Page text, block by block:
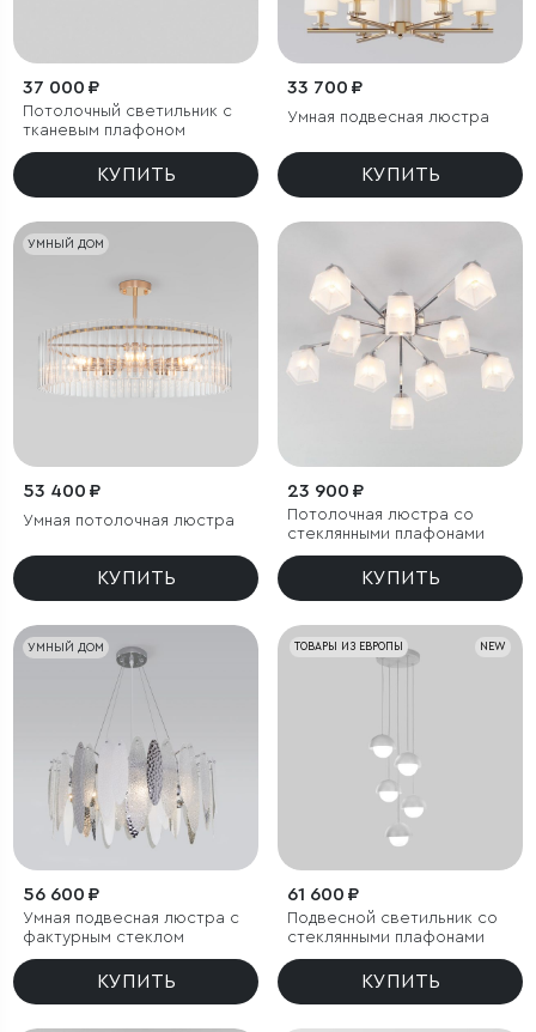
37 000 ₽
Потолочный светильник с
тканевым плафоном
КУПИТЬ
33 700 ₽
Умная подвесная люстра
КУПИТЬ
УМНЫЙ ДОМ
53 400 ₽
Умная потолочная люстра
КУПИТЬ
23 900 ₽
Потолочная люстра со
стеклянными плафонами
КУПИТЬ
УМНЫЙ ДОМ
56 600 ₽
Умная подвесная люстра с
фактурным стеклом
КУПИТЬ
NEW
ТОВАРЫ ИЗ ЕВРОПЫ
61 600 ₽
Подвесной светильник со
стеклянными плафонами
КУПИТЬ